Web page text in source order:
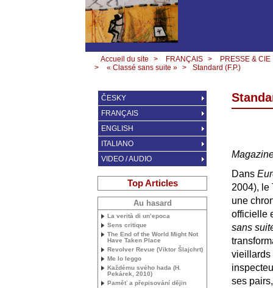
Accueil du site > FRANÇAIS >
PRESSE & CIE
>
« Classé sans suite » > Standard (F.P.)
Dans
2004), le
une
officielle
sans
vieillards
ses
ČESKY
FRANÇAIS
ENGLISH
ITALIANO
VIDEO / AUDIO
Top Articles
Au hasard
La verità di un’epoca
Sens critique
The End of the World Might Not
Have Taken Place
Revolver Revue (Viktor Šlajchrt)
Me lo leggo
Každému svého hada (H.
Pekárek, 2010)
Paměť a přepisování dějin